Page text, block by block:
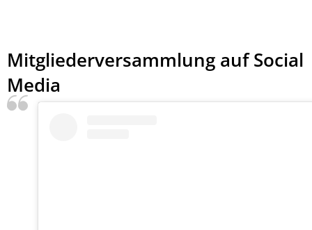
Mitgliederversammlung auf Social
Media